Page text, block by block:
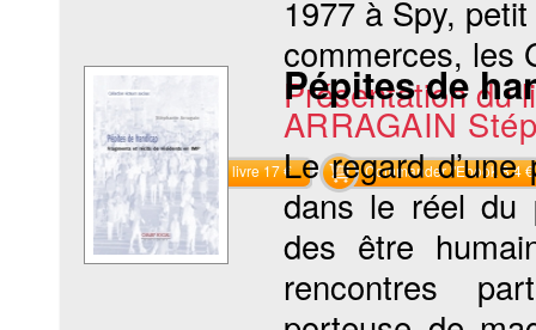
1977 à Spy,
commerces, les
Présentation du
Commander le livre 17 € Commander l'Ebook 8.4 €
Pépites de
ARRAGAIN
Le regard
dans le réel du
des être
rencontres